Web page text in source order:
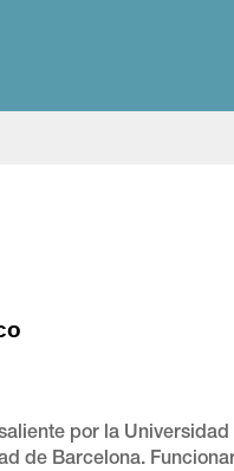
por la
de Barcelona.